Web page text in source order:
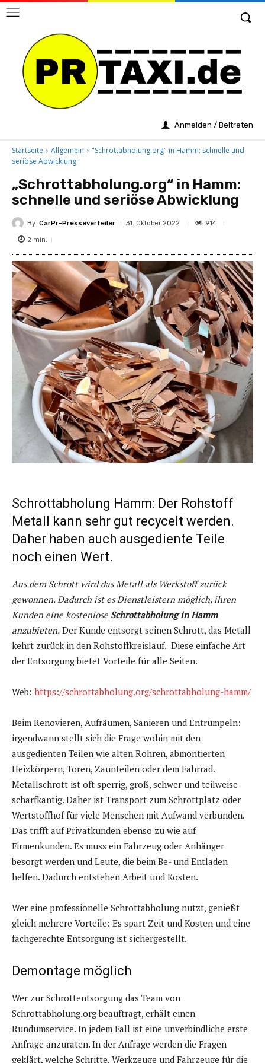
Anmelden / Beitreten
Startseite Allgemein
"Schrottabholung.org" in Hamm: schnelle und
seriöse Abwicklung
„Schrottabholung.org“ in Hamm:
schnelle und seriöse Abwicklung
By CarPr-Presseverteiler 31. Oktober 2022 914
2 min.
Schrottabholung Hamm: Der Rohstoff
Metall kann sehr gut recycelt werden.
Daher haben auch ausgediente Teile
noch einen Wert.
Aus dem Schrott wird das Metall als Werkstoff zurück
gewonnen. Dadurch ist es Dienstleistern möglich, ihren
Kunden eine kostenlose Schrottabholung in Hamm
anzubieten. Der Kunde entsorgt seinen Schrott, das Metall
kehrt zurück in den Rohstoffkreislauf. Diese einfache Art
der Entsorgung bietet Vorteile für alle Seiten.
Web: https://schrottabholung.org/schrottabholung-hamm/
Beim Renovieren, Aufräumen, Sanieren und Entrümpeln:
irgendwann stellt sich die Frage wohin mit den
ausgedienten Teilen wie alten Rohren, abmontierten
Heizkörpern, Toren, Zaunteilen oder dem Fahrrad.
Metallschrott ist oft sperrig, groß, schwer und teilweise
scharfkantig. Daher ist Transport zum Schrottplatz oder
Wertstoffhof für viele Menschen mit Aufwand verbunden.
Das trifft auf Privatkunden ebenso zu wie auf
Firmenkunden. Es muss ein Fahrzeug oder Anhänger
besorgt werden und Leute, die beim Be- und Entladen
helfen. Dadurch entstehen Arbeit und Kosten.
Wer eine professionelle Schrottabholung nutzt, genießt
gleich mehrere Vorteile: Es spart Zeit und Kosten und eine
fachgerechte Entsorgung ist sichergestellt.
Demontage möglich
Wer zur Schrottentsorgung das Team von
Schrottabholung.org beauftragt, erhält einen
Rundumservice. In jedem Fall ist eine unverbindliche erste
Anfrage anzuraten. In der Anfrage werden die Fragen
geklärt, welche Schritte, Werkzeuge und Fahrzeuge für die